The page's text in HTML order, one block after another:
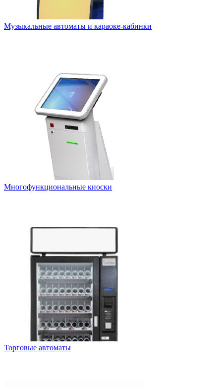
Музыкальные автоматы и караоке-кабинки
Многофункциональные киоски
Торговые автоматы